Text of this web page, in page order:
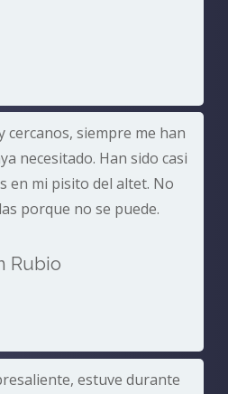
cercanos, siempre me han
necesitado. Han sido casi
en mi pisito del altet. No
porque no se puede.
Rubio
estuve durante